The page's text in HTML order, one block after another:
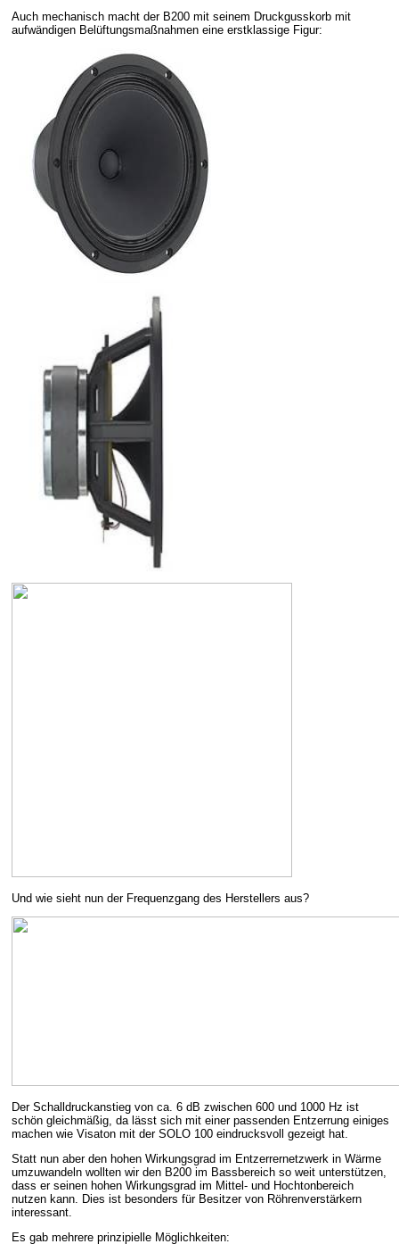
Auch mechanisch macht der B200 mit seinem Druckgusskorb mit
aufwändigen Belüftungsmaßnahmen eine erstklassige Figur:
Und wie sieht nun der Frequenzgang des Herstellers aus?
Der Schalldruckanstieg von ca. 6 dB zwischen 600 und 1000 Hz ist
schön gleichmäßig, da lässt sich mit einer passenden Entzerrung einiges
machen wie Visaton mit der SOLO 100 eindrucksvoll gezeigt hat.
Statt nun aber den hohen Wirkungsgrad im Entzerrernetzwerk in Wärme
umzuwandeln wollten wir den B200 im Bassbereich so weit unterstützen,
dass er seinen hohen Wirkungsgrad im Mittel- und Hochtonbereich
nutzen kann. Dies ist besonders für Besitzer von Röhrenverstärkern
interessant.
Es gab mehrere prinzipielle Möglichkeiten: